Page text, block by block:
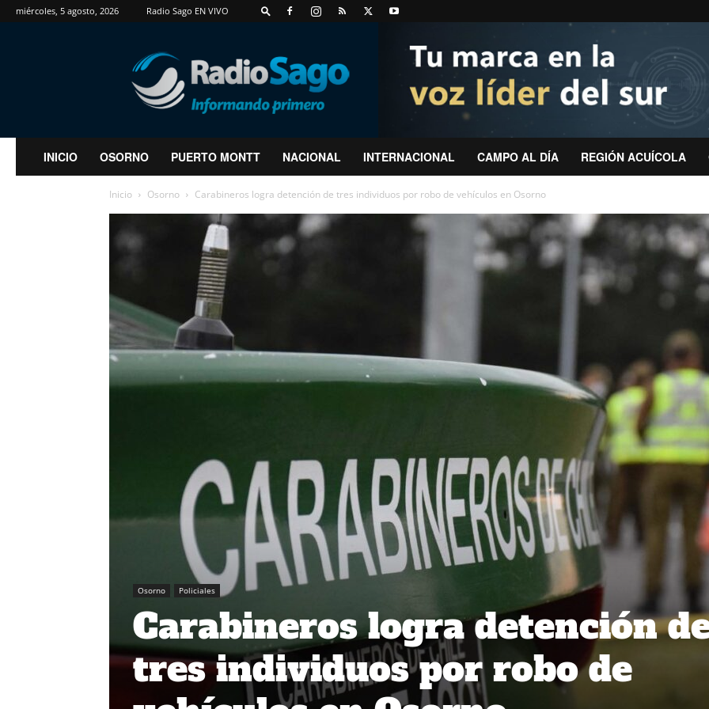
miércoles, 5 agosto, 2026 Radio Sago EN VIVO
RadioSago
INICIO OSORNO PUERTO MONTT NACIONAL INTERNACIONAL CAMPO AL DÍA REGIÓN ACUÍCOLA
Inicio Osorno Carabineros logra detención de tres individuos por robo de vehículos en Osorno
Osorno Policiales
Carabineros logra detención
tres individuos por robo de